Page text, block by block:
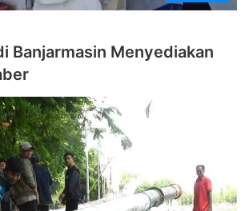
Banjarmasin Menyediakan